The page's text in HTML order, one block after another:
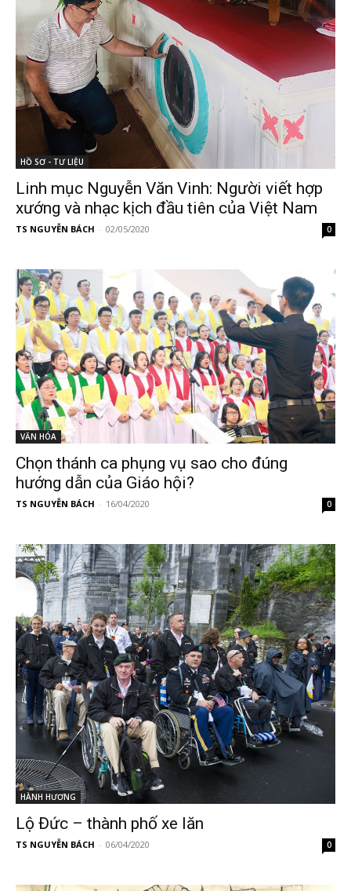
HỒ SƠ - TƯ LIỆU
Linh mục Nguyễn Văn Vinh: Người viết hợp
xướng và nhạc kịch đầu tiên của Việt Nam
TS NGUYỄN BÁCH - 02/05/2020 0
VĂN HÓA
Chọn thánh ca phụng vụ sao cho đúng
hướng dẫn của Giáo hội?
TS NGUYỄN BÁCH - 16/04/2020 0
HÀNH HƯƠNG
Lộ Đức – thành phố xe lăn
TS NGUYỄN BÁCH - 06/04/2020 0